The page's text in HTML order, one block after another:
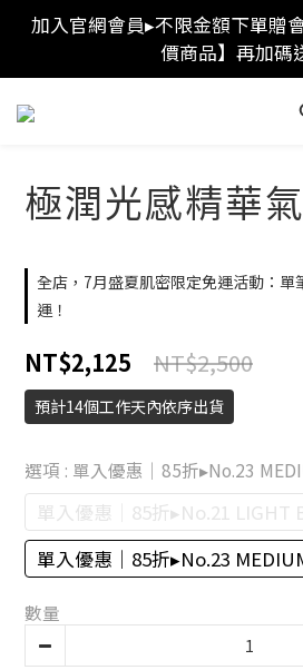
消費金額滿$3,000
加入官網會員▸不限金額下單贈
價商品】再加碼
消費金額滿
極潤光感精華
全店，7月盛夏肌密限定免運活動：單
運！
NT$2,500
NT$2,125
預計14個工作天內依序出貨
選項 : 單入優惠｜85折▸No.23
單入優惠｜85折▸No.21 LIGHT
單入優惠｜85折▸No.23
數量